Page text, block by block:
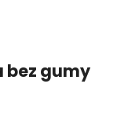
bez gumy